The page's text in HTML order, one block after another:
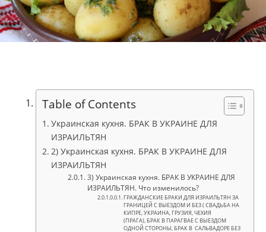
Table of Contents
Украинская кухня. БРАК В УКРАИНЕ ДЛЯ
ИЗРАИЛЬТЯН
2) Украинская кухня. БРАК В УКРАИНЕ ДЛЯ
ИЗРАИЛЬТЯН
3) Украинская кухня. БРАК В УКРАИНЕ ДЛЯ
ИЗРАИЛЬТЯН. Что изменилось?
ГРАЖДАНСКИЕ БРАКИ ДЛЯ ИЗРАИЛЬТЯН ЗА
ГРАНИЦЕЙ С ВЫЕЗДОМ И БЕЗ ( СВАДЬБА НА
КИПРЕ, УКРАИНА, ГРУЗИЯ, ЧЕХИЯ
(ПРАГА), БРАК В ПАРАГВАЕ С ВЫЕЗДОМ
ОДНОЙ СТОРОНЫ, БРАК В САЛЬВАДОРЕ БЕЗ